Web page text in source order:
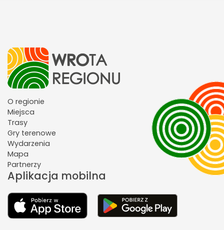
O regionie
Miejsca
Trasy
Gry terenowe
Wydarzenia
Mapa
Partnerzy
Aplikacja mobilna